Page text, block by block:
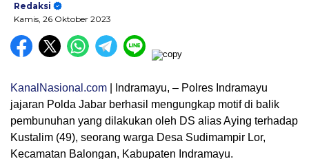
Redaksi
Kamis, 26 Oktober 2023
KanalNasional.com | Indramayu, – Polres Indramayu
jajaran Polda Jabar berhasil mengungkap motif di balik
pembunuhan yang dilakukan oleh DS alias Aying terhadap
Kustalim (49), seorang warga Desa Sudimampir Lor,
Kecamatan Balongan, Kabupaten Indramayu.